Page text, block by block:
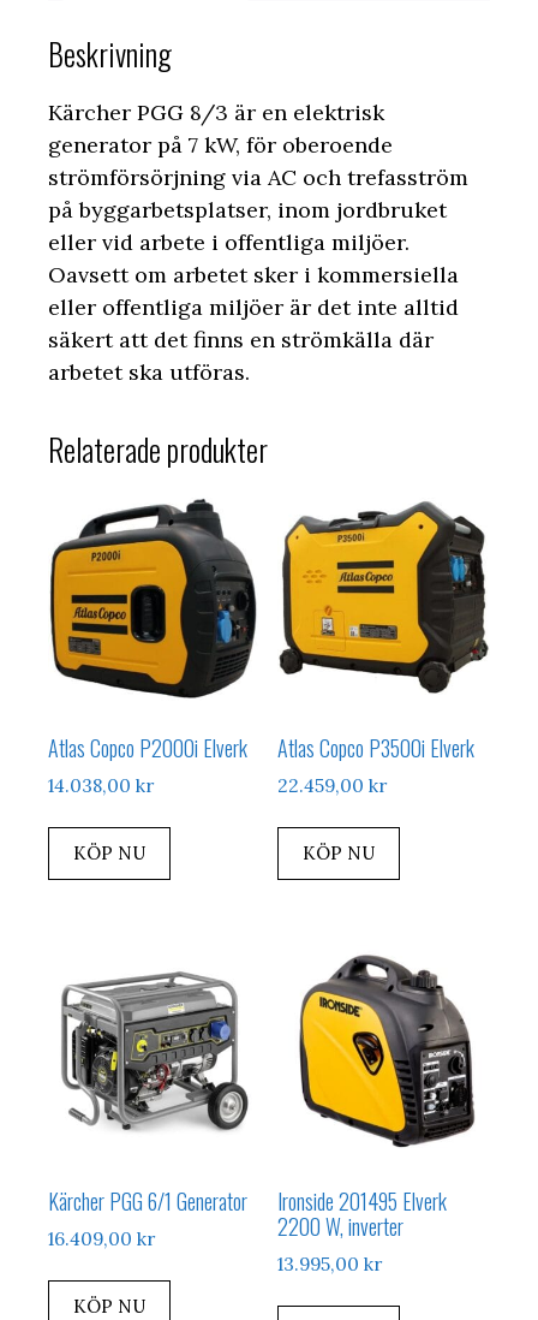
Beskrivning
Kärcher PGG 8/3 är en elektrisk
generator på 7 kW, för oberoende
strömförsörjning via AC och trefasström
på byggarbetsplatser, inom jordbruket
eller vid arbete i offentliga miljöer.
Oavsett om arbetet sker i kommersiella
eller offentliga miljöer är det inte alltid
säkert att det finns en strömkälla där
arbetet ska utföras.
Relaterade produkter
Atlas Copco P2000i Elverk
14.038,00 kr
KÖP NU
Atlas Copco P3500i Elverk
22.459,00kr
KÖP NU
Kärcher PGG 6/1 Generator
16.409,00 kr
KÖP NU
Ironside 201495 Elverk
2200 W, inverter
13.995,00kr